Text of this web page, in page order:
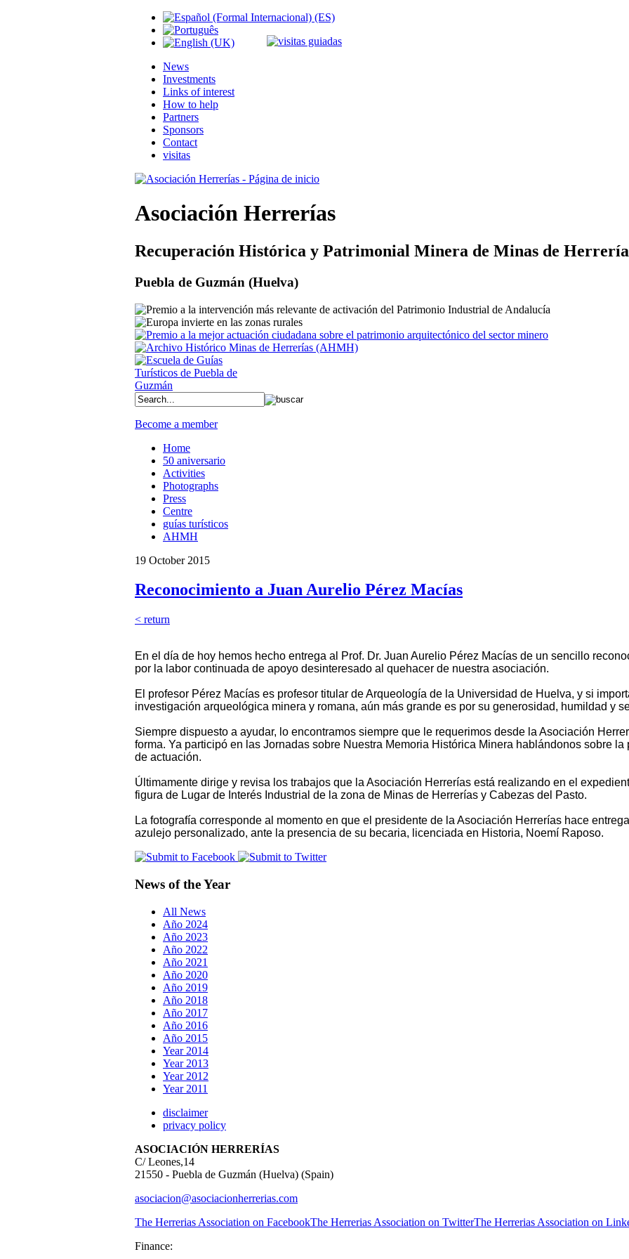
News
Investments
Links of interest
How to help
Partners
Sponsors
Contact
visitas
Asociación Herrerías
Recuperación Histórica y Patrimonial Minera de Minas de
Puebla de Guzmán (Huelva)
Become a member
Home
50 aniversario
Activities
Photographs
Press
Centre
guías turísticos
AHMH
19 October 2015
Reconocimiento a Juan Aurelio Pérez Macías
< return
En el día de hoy hemos hecho entrega al Prof. Dr. Juan Aurelio Pérez Macías de un sencillo
por la labor continuada de apoyo desinteresado al quehacer de nuestra asociación.
El profesor Pérez Macías es profesor titular de Arqueología de la Universidad de Huelva, y si
investigación arqueológica minera y romana, aún más grande es por su generosidad, humildad y
Siempre dispuesto a ayudar, lo encontramos siempre que le requerimos desde la Asociación
forma. Ya participó en las Jornadas sobre Nuestra Memoria Histórica Minera hablándonos sobre
de actuación.
Últimamente dirige y revisa los trabajos que la Asociación Herrerías está realizando en el
figura de Lugar de Interés Industrial de la zona de Minas de Herrerías y Cabezas del Pasto.
La fotografía corresponde al momento en que el presidente de la Asociación Herrerías hace
azulejo personalizado, ante la presencia de su becaria, licenciada en Historia, Noemí Raposo.
News of the Year
All News
Año 2024
Año 2023
Año 2022
Año 2021
Año 2020
Año 2019
Año 2018
Año 2017
Año 2016
Año 2015
Year 2014
Year 2013
Year 2012
Year 2011
disclaimer
privacy policy
ASOCIACIÓN HERRERÍAS
C/ Leones,14
21550 - Puebla de Guzmán (Huelva) (Spain)
asociacion@asociacionherrerias.com
The Herrerias Association on FacebookThe Herrerias Association on TwitterThe Herrerias Association on
Finance: